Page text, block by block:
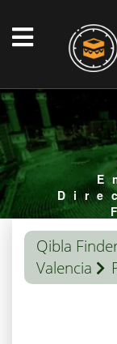
Qibla
Valencia